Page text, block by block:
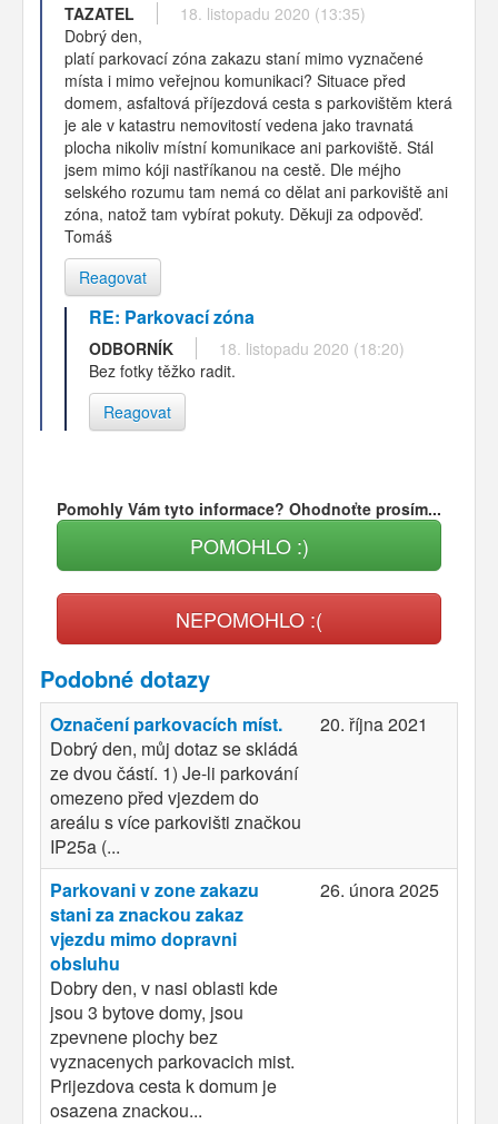
TAZATEL
18. listopadu 2020 (13:35)
Dobrý den,
platí parkovací zóna zakazu staní mimo vyznačené
místa i mimo veřejnou komunikaci? Situace před
domem, asfaltová příjezdová cesta s parkovištěm která
je ale v katastru nemovitostí vedena jako travnatá
plocha nikoliv místní komunikace ani parkoviště. Stál
jsem mimo kóji nastříkanou na cestě. Dle méjho
selského rozumu tam nemá co dělat ani parkoviště ani
zóna, natož tam vybírat pokuty. Děkuji za odpověď.
Tomáš
Reagovat
RE: Parkovací zóna
ODBORNÍK
18. listopadu 2020 (18:20)
Bez fotky těžko radit.
Reagovat
Pomohly Vám tyto informace? Ohodnoťte prosím...
POMOHLO :)
NEPOMOHLO :(
Podobné dotazy
Označení parkovacích míst.
Dobrý den, můj dotaz se skládá
ze dvou částí. 1) Je-li parkování
omezeno před vjezdem do
areálu s více parkovišti značkou
IP25a (...
20. října 2021
Parkovani v zone zakazu
stani za znackou zakaz
vjezdu mimo dopravni
obsluhu
Dobry den, v nasi oblasti kde
jsou 3 bytove domy, jsou
zpevnene plochy bez
vyznacenych parkovacich mist.
Prijezdova cesta k domum je
osazena znackou...
26. února 2025